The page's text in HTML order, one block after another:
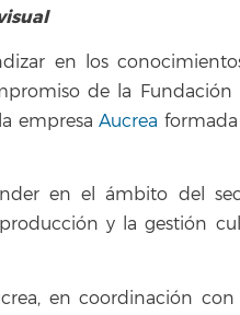
en los
de la Fundación
empresa Aucrea
en el ámbito del
y la gestión
en coordinación con